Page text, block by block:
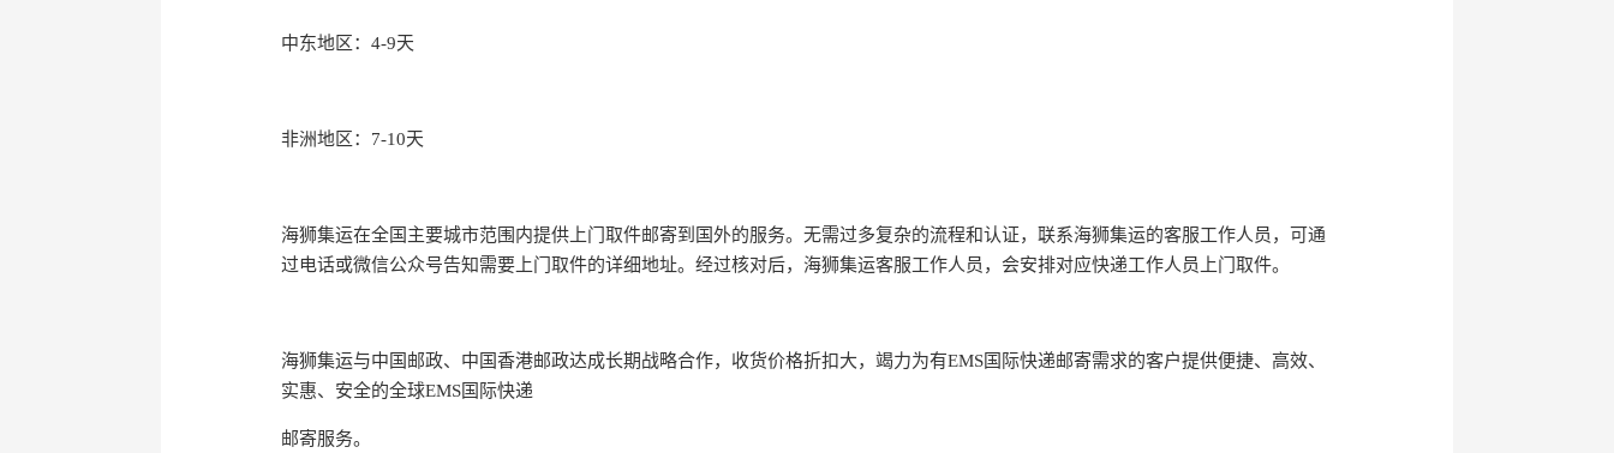
中东地区：4-9天
非洲地区：7-10天
海狮集运在全国主要城市范围内提供上门取件邮寄到国外的服务。无需过多复杂的流程和认证，联系海狮集运的客服工作人员，可通
过电话或微信公众号告知需要上门取件的详细地址。经过核对后，海狮集运客服工作人员，会安排对应快递工作人员上门取件。
海狮集运与中国邮政、中国香港邮政达成长期战略合作，收货价格折扣大，竭力为有EMS国际快递邮寄需求的客户提供便捷、高效、
实惠、安全的全球EMS国际快递
邮寄服务。